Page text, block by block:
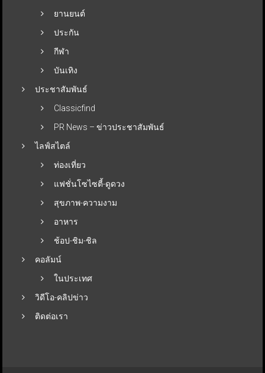
ยานยนต์
ประกัน
กีฬา
บันเทิง
ประชาสัมพันธ์
Classicfind
PR News – ข่าวประชาสัมพันธ์
ไลฟ์สไตล์
ท่องเที่ยว
แฟชั่นโซไซตี้-ดูดวง
สุขภาพ-ความงาม
อาหาร
ช้อป-ชิม-ชิล
คอลัมน์
ในประเทศ
วิดีโอ-คลิปข่าว
ติดต่อเรา